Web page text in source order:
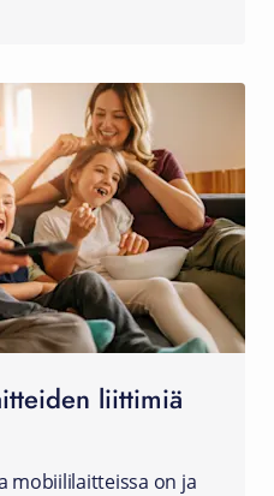
liittimiä
mobiililaitteissa on ja